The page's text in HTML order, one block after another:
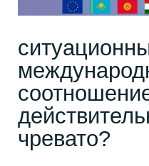
чревато?